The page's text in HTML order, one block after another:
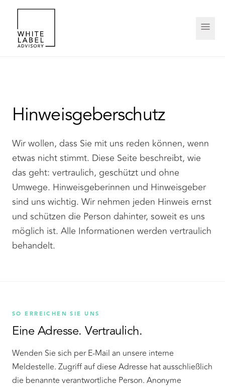
Hinweisgeberschutz
Wir wollen, dass Sie mit uns reden können, wenn
etwas nicht stimmt. Diese Seite beschreibt, wie
das geht: vertraulich, geschützt und ohne
Umwege. Hinweisgeberinnen und Hinweisgeber
sind uns wichtig. Wir nehmen jeden Hinweis ernst
und schützen die Person dahinter, soweit es uns
möglich ist. Alle Informationen werden vertraulich
behandelt.
SO ERREICHEN SIE UNS
Eine Adresse. Vertraulich.
Wenden Sie sich per E-Mail an unsere interne
Meldestelle. Zugriff auf diese Adresse hat ausschließlich
die benannte verantwortliche Person. Anonyme